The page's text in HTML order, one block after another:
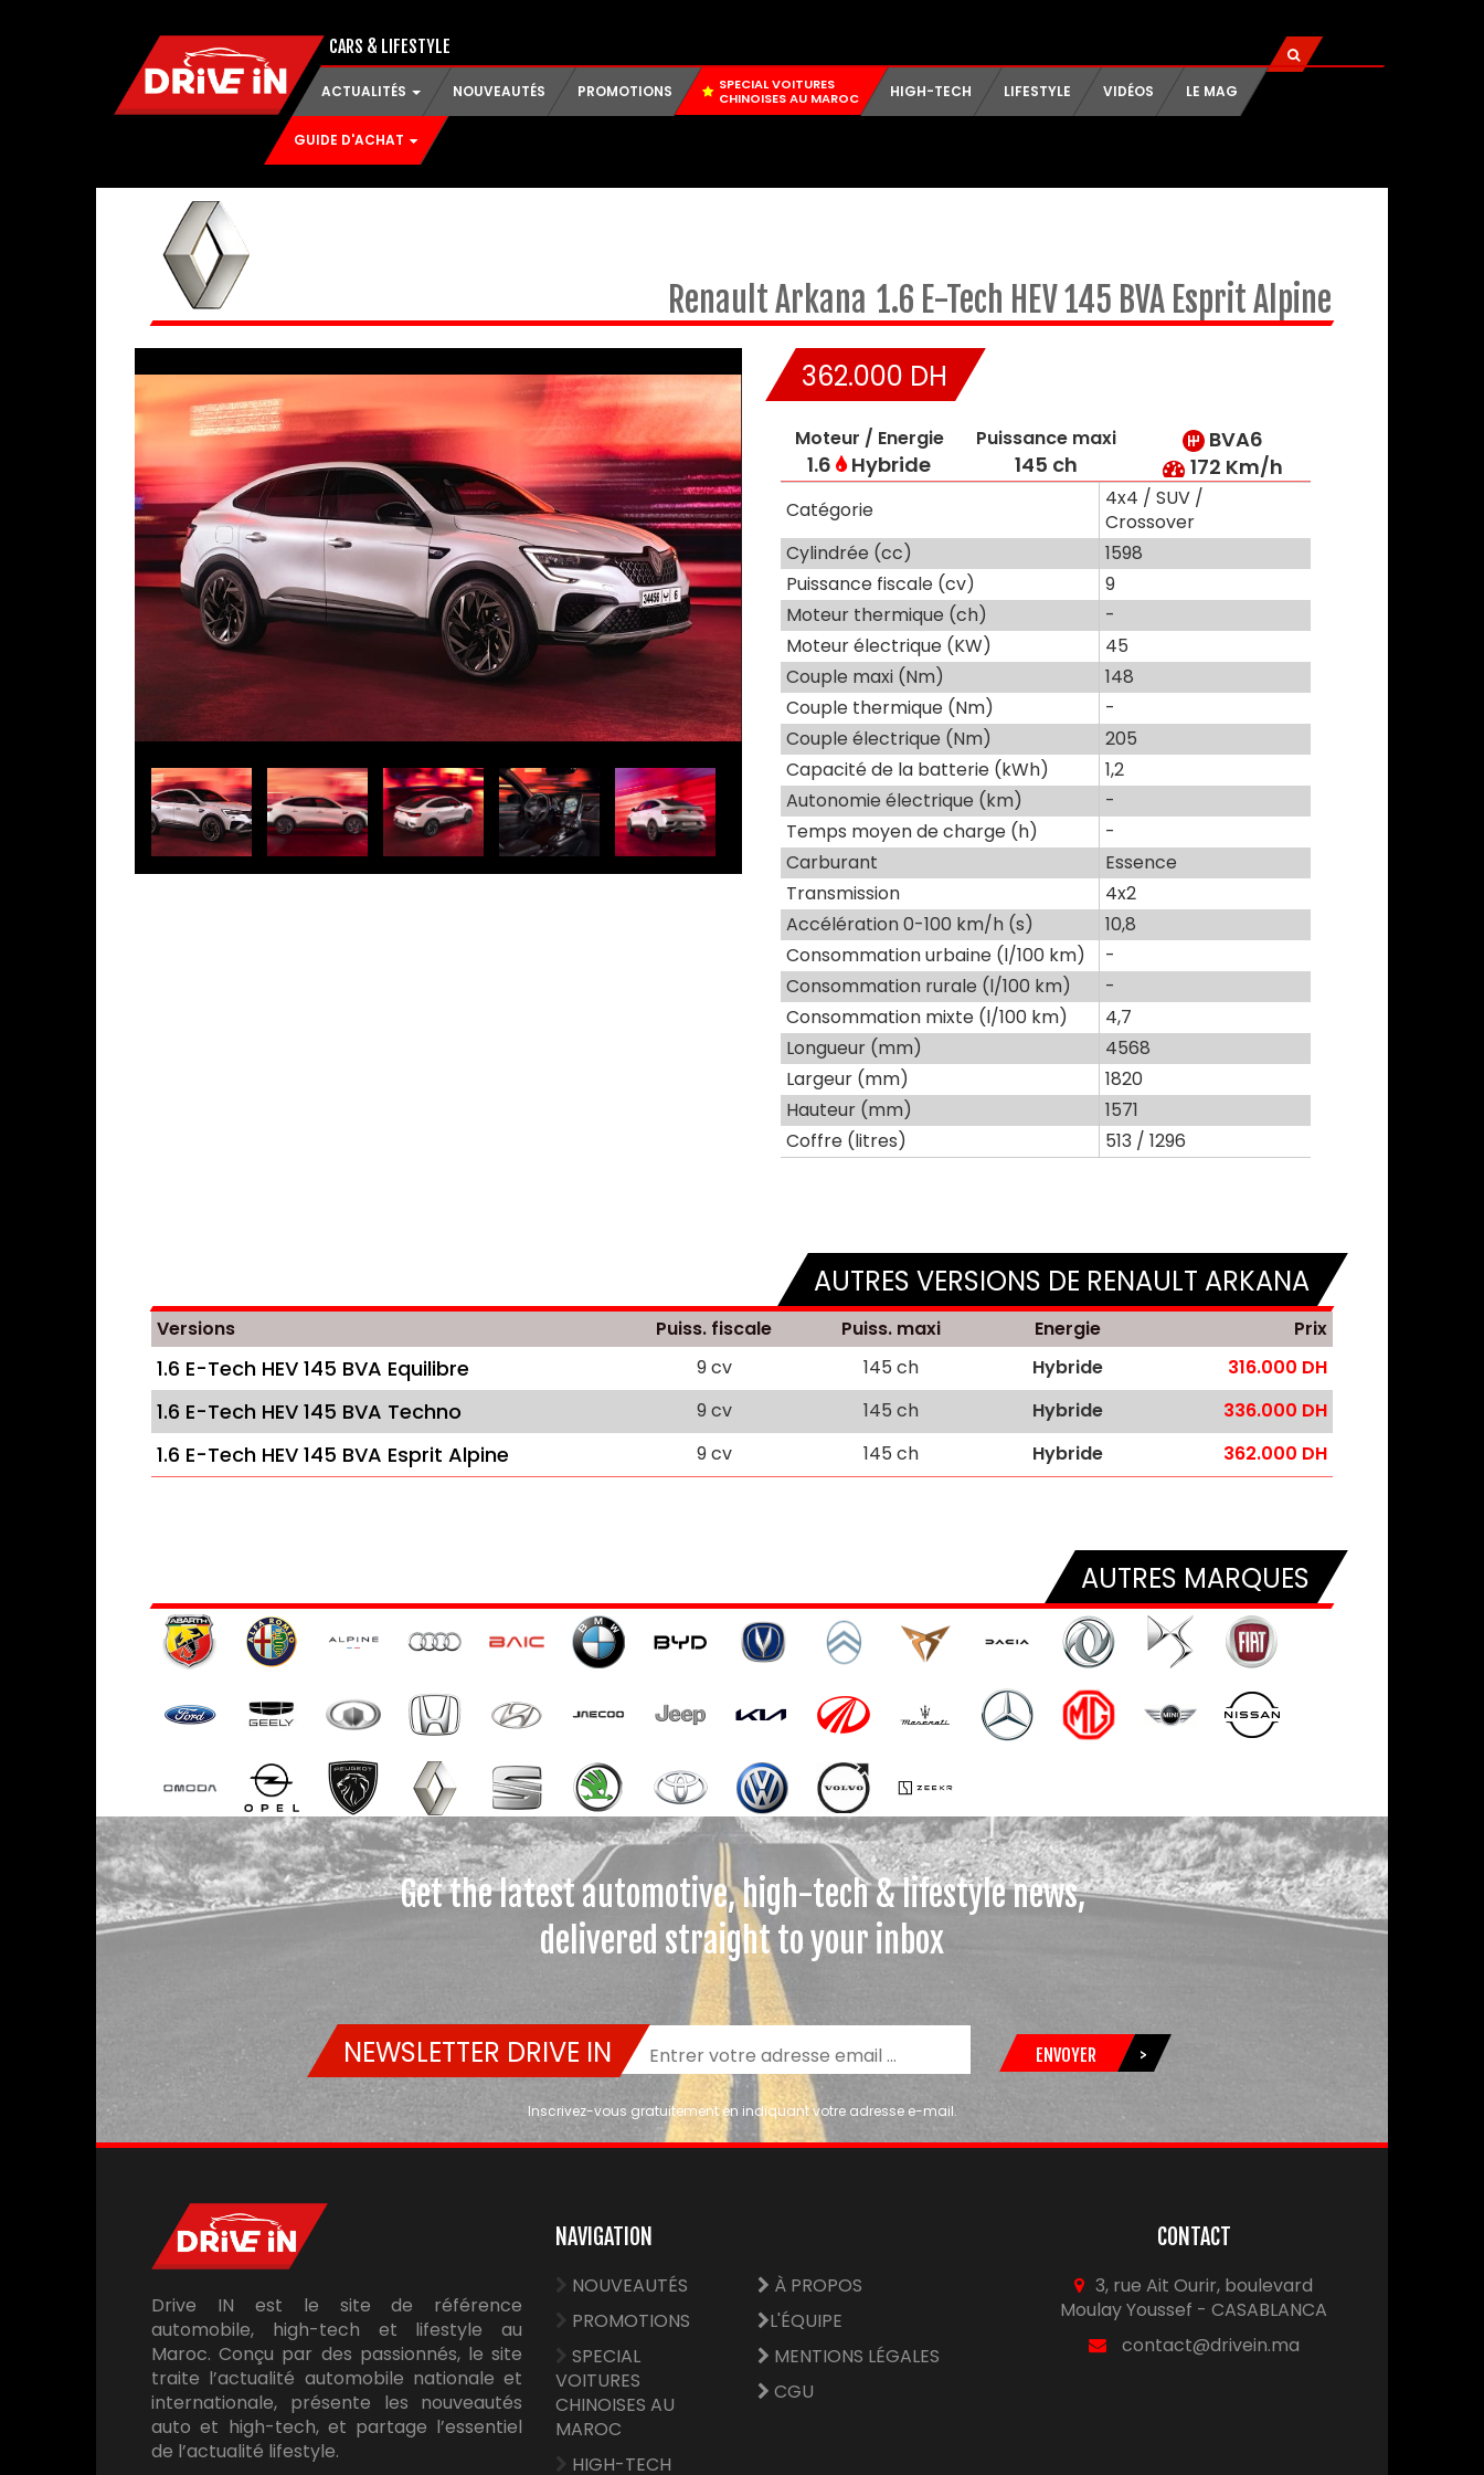
CARS & LIFESTYLE
ACTUALITÉS NOUVEAUTÉS PROMOTIONS
SPECIAL VOITURES
CHINOISES AU MAROC
HIGH-TECH LIFESTYLE VIDÉOS LE MAG
GUIDE D'ACHAT
RenaultArkana 1.6 E-Tech HEV 145 BVA Esprit Alpine
362.000 DH
Moteur / Energie
1.6 Hybride
Puissance maxi
145 ch
BVA6
172 Km/h
Catégorie
4x4 / SUV /
Crossover
Cylindrée (cc)
1598
Puissance fiscale (cv)
9
Moteur thermique (ch)
-
Moteur électrique (KW)
45
Couple maxi (Nm)
148
Couple thermique (Nm)
-
Couple électrique (Nm)
205
Capacité de la batterie (kWh)
1,2
Autonomie électrique (km)
-
Temps moyen de charge (h)
-
Carburant
Essence
Transmission
4x2
Accélération 0-100 km/h (s)
10,8
Consommation urbaine (l/100 km)
-
Consommation rurale (l/100 km)
-
Consommation mixte (l/100 km)
4,7
Longueur (mm)
4568
Largeur (mm)
1820
Hauteur (mm)
1571
Coffre (litres)
513 / 1296
AUTRES VERSIONS DE RENAULT ARKANA
Versions Puiss. fiscale Puiss. maxi Energie Prix
1.6 E-Tech HEV 145 BVA Equilibre 9 cv 145 ch Hybride 316.000 DH
1.6 E-Tech HEV 145 BVA Techno 9 cv 145 ch Hybride 336.000 DH
1.6 E-Tech HEV 145 BVA Esprit Alpine 9 cv 145 ch Hybride 362.000 DH
AUTRES MARQUES
Get the latest automotive, high-tech & lifestyle news,
delivered straight to your inbox
NEWSLETTER DRIVE IN ENVOYER >
Inscrivez-vous gratuitement en indiquant votre adresse e-mail.
Drive IN est le site de référence
automobile, high-tech et lifestyle au
Maroc. Conçu par des passionnés, le site
traite l’actualité automobile nationale et
internationale, présente les nouveautés
auto et high-tech, et partage l’essentiel
de l’actualité lifestyle.
NAVIGATION
NOUVEAUTÉS
PROMOTIONS
SPECIAL
VOITURES
CHINOISES AU
MAROC
HIGH-TECH
À PROPOS
L'ÉQUIPE
MENTIONS LÉGALES
CGU
CONTACT
3, rue Ait Ourir, boulevard
Moulay Youssef - CASABLANCA
contact@drivein.ma